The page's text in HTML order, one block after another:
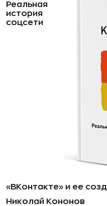
Реальная
история
соцсети
«ВКонтакте» и ее
Николай Кононов